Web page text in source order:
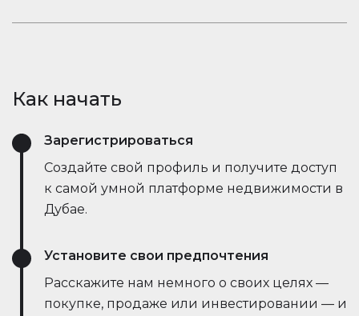
делая сделки быстрее и эффективнее, чем
приложениями. Задавайте вопросы, делитесь
режиме реального времени — всё в одном
месте.
Как начать
Зарегистрироваться
Создайте свой профиль и получите доступ
к самой умной платформе недвижимости в
Дубае.
Установите свои предпочтения
Расскажите нам немного о своих целях —
покупке, продаже или инвестировании — и